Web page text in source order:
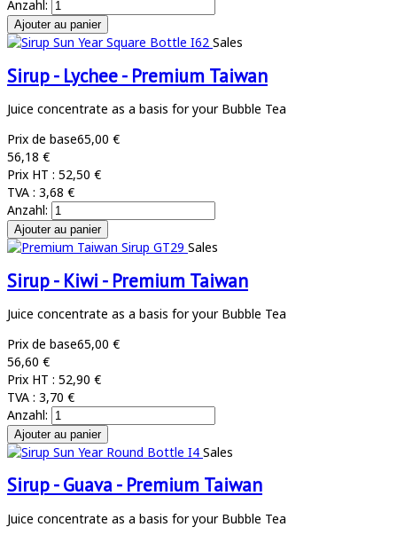
Anzahl:
Sales
Sirup - Lychee - Premium Taiwan
Juice concentrate as a basis for your Bubble Tea
Prix de base65,00 €
56,18 €
Prix HT : 52,50 €
TVA : 3,68 €
Anzahl:
Sales
Sirup - Kiwi - Premium Taiwan
Juice concentrate as a basis for your Bubble Tea
Prix de base65,00 €
56,60 €
Prix HT : 52,90 €
TVA : 3,70 €
Anzahl:
Sales
Sirup - Guava - Premium Taiwan
Juice concentrate as a basis for your Bubble Tea